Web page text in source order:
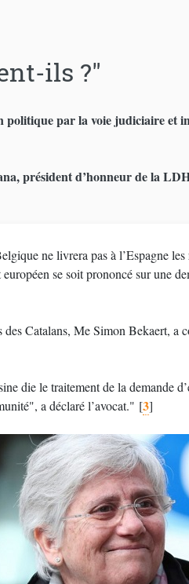
ils ?"
par la voie judiciaire et
président d’honneur de la
ne livrera pas à l’Espagne
se soit prononcé sur une
des Catalans, Me Simon Bekaert,
die le traitement de la demande
a déclaré l’avocat." [3]